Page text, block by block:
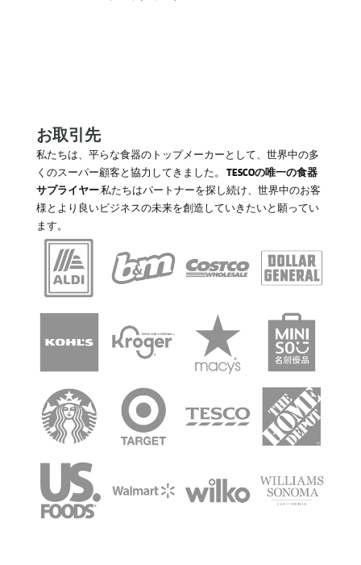
お取引先
私たちは、平らな食器のトップメーカーとして、世界中の多
くのスーパー顧客と協力してきました。 TESCOの唯一の食器
サプライヤー.私たちはパートナーを探し続け、世界中のお客
様とより良いビジネスの未来を創造していきたいと願ってい
ます。